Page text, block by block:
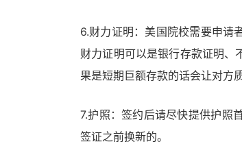
6.财力证明：美国院校需要申请
财力证明可以是银行存款证明、
果是短期巨额存款的话会让对方
7.护照：签约后请尽快提供护照
签证之前换新的。